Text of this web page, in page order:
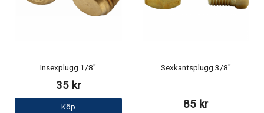
Insexplugg 1/8"
35 kr
Köp
Sexkantsplugg 3/8"
85 kr